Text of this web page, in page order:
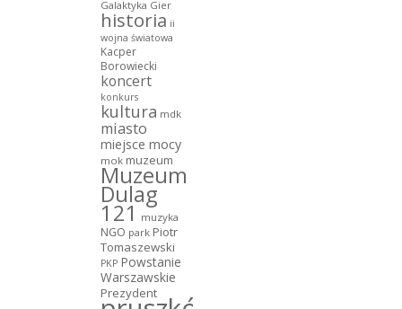
Galaktyka Gier
historia ii
wojna światowa
Kacper
Borowiecki
koncert
konkurs
kultura mdk
miasto
miejsce mocy
mok muzeum
Muzeum
Dulag
121 muzyka
NGO park Piotr
Tomaszewski
PKP Powstanie
Warszawskie
Prezydent